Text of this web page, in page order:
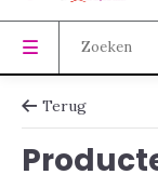
Terug